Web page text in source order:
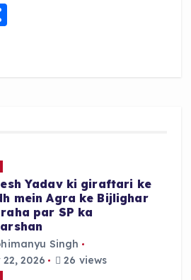
S
Yadav ki giraftari ke
mein Agra ke Bijlighar
par SP ka
Singh
2026
26 views